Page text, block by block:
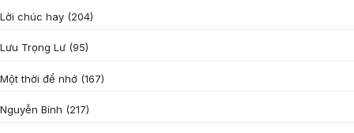
Lời chúc hay (204)
Lưu Trọng Lư (95)
Một thời để nhớ (167)
Nguyễn Bính (217)